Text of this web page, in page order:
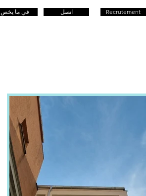
في ما يخص اتصل Recrutement